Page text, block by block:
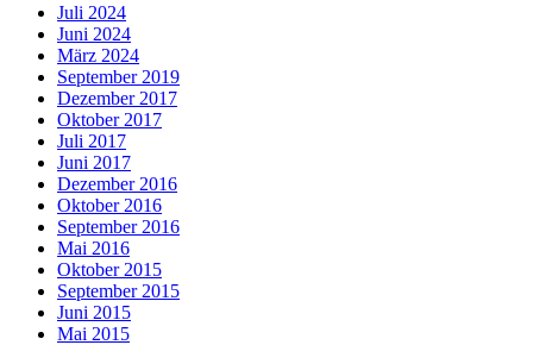
Juli 2024
Juni 2024
März 2024
September 2019
Dezember 2017
Oktober 2017
Juli 2017
Juni 2017
Dezember 2016
Oktober 2016
September 2016
Mai 2016
Oktober 2015
September 2015
Juni 2015
Mai 2015